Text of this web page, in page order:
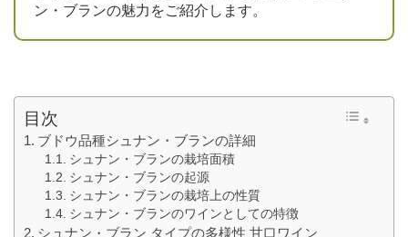
ン・ブランの魅力をご紹介します。
目次
ブドウ品種シュナン・ブランの詳細
シュナン・ブランの栽培面積
シュナン・ブランの起源
シュナン・ブランの栽培上の性質
シュナン・ブランのワインとしての特徴
シュナン・ブラン タイプの多様性 甘口ワイン